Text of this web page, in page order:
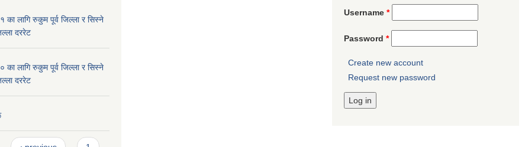
लागि रुकुम पूर्व जिल्ला र सिस्ने
दररेट
लागि रुकुम पूर्व जिल्ला र सिस्ने
दररेट
Username *
Password *
Create new account
Request new password